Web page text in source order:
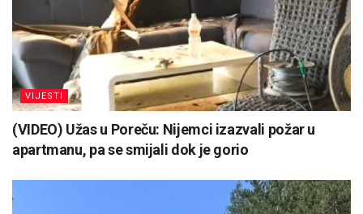
VIJESTI
(VIDEO) Užas u Poreču: Nijemci izazvali požar u
apartmanu, pa se smijali dok je gorio